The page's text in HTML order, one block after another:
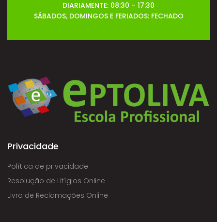
DIARIAMENTE: 08:30 – 17:30
SÁBADOS, DOMINGOS E FERIADOS: FECHADO
Privacidade
Política de privacidade
Resolução de Litígios Online
Livro de Reclamações Online